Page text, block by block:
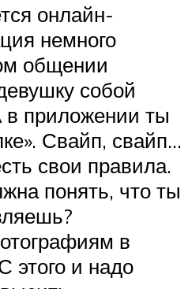
онлайн-
немного
общении
собой
в приложении ты
Свайп, свайп…
свои правила.
понять, что ты
в
этого и надо